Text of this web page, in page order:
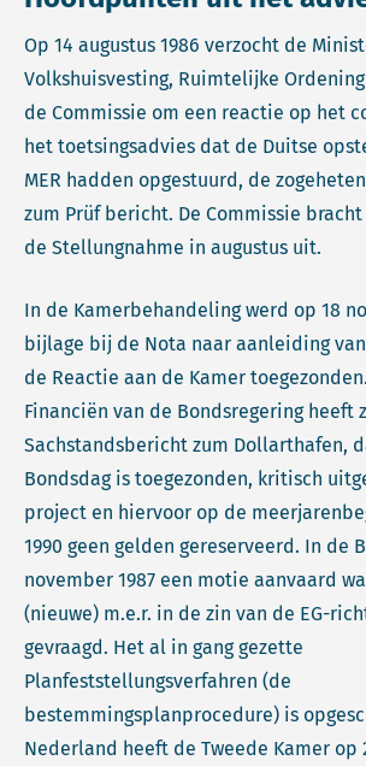
Op 14 augustus 1986 verzocht de
Volkshuisvesting, Ruimtelijke
de Commissie om een reactie op het
het toetsingsadvies dat de Duitse
MER hadden opgestuurd, de
zum Prüf bericht. De Commissie
de Stellungnahme in augustus uit.
In de Kamerbehandeling werd op 18
bijlage bij de Nota naar aanleiding
de Reactie aan de Kamer
Financiën van de Bondsregering heeft
Sachstandsbericht zum Dollarthafen,
Bondsdag is toegezonden, kritisch
project en hiervoor op de
1990 geen gelden gereserveerd. In de
november 1987 een motie aanvaard
(nieuwe) m.e.r. in de zin van de EG-
gevraagd. Het al in gang gezette
Planfeststellungsverfahren (de
bestemmingsplanprocedure) is
Nederland heeft de Tweede Kamer op